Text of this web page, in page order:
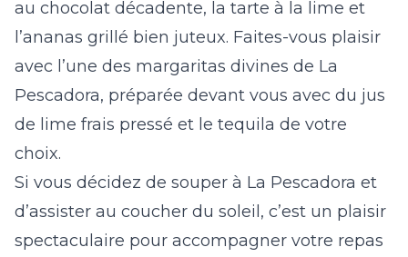
au chocolat décadente, la tarte à la lime et
l’ananas grillé bien juteux. Faites-vous plaisir
avec l’une des margaritas divines de La
Pescadora, préparée devant vous avec du jus
de lime frais pressé et le tequila de votre
choix.
Si vous décidez de souper à La Pescadora et
d’assister au coucher du soleil, c’est un plaisir
spectaculaire pour accompagner votre repas